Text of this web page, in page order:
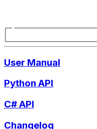
User Manual
Python API
C# API
Changelog